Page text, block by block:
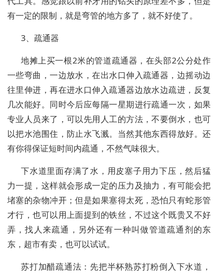
有一定的限制，就是弯管的地方多了，就不好使了。
3、疏通器
地摊上买一根2米的管道疏通器，在头部2公分处作
一些弯曲，一边放水，在出水口伸入疏通器，边摇动边
往里伸进，再在进水口伸入疏通器边放水边疏进，反复
几次能好。同时今后应每隔一星期进行疏通一次，如果
专业人员来了，可以先用人工的方法，不要倒水，也可
以把水池围住，防止水飞溅。当然其他东西得放好。还
有你得保证短时间内疏通，不然气味很大。
下水道里面存满了水，用皮塞子用力下压，然后猛
力一提，这样就会形成一定的压力及抽力，有可能会把
堵塞的杂物冲开；但是如果塞得太死，恐怕只有蛇形管
才行，也可以用上面提到的铁丝，不过这个既贵又不好
弄，找人来疏通，另外还有一种叫做管道疏通剂的东
东，超市有卖，也可以试试。
苏打加醋疏通法：先把半杯熟苏打粉倒入下水道，